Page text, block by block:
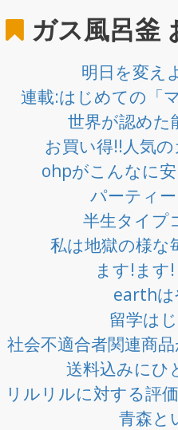
ガス風呂釜
明日を変え
連載:はじめての「
世界が認めた
お買い得!!人気
ohpがこんなに
パーティ
半生タイプ
私は地獄の様な
ます!ます
earthは
留学は
社会不適合者関連商
送料込みにひ
リルリルに対する評
青森と